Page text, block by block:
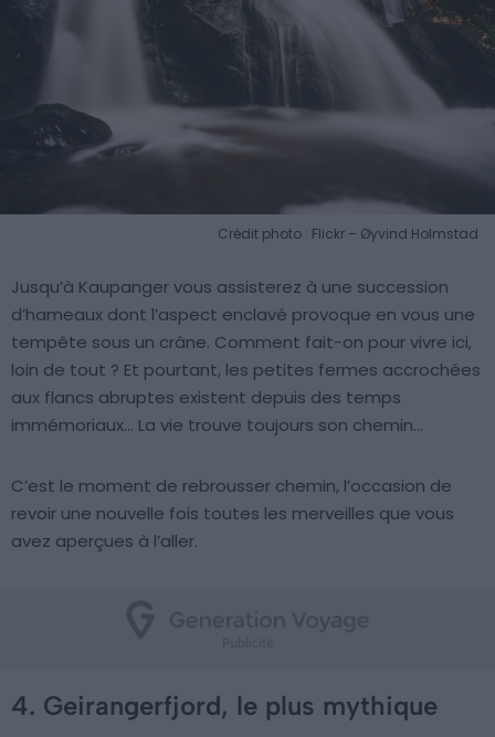
Crédit photo : Flickr – Øyvind Holmstad
Jusqu’à Kaupanger vous assisterez à une succession
d’hameaux dont l’aspect enclavé provoque en vous une
tempête sous un crâne. Comment fait-on pour vivre ici,
loin de tout ? Et pourtant, les petites fermes accrochées
aux flancs abruptes existent depuis des temps
immémoriaux… La vie trouve toujours son chemin…
C’est le moment de rebrousser chemin, l’occasion de
revoir une nouvelle fois toutes les merveilles que vous
avez aperçues à l’aller.
4. Geirangerfjord, le plus mythique